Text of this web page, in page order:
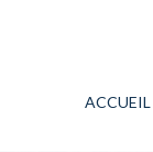
ACCUEIL